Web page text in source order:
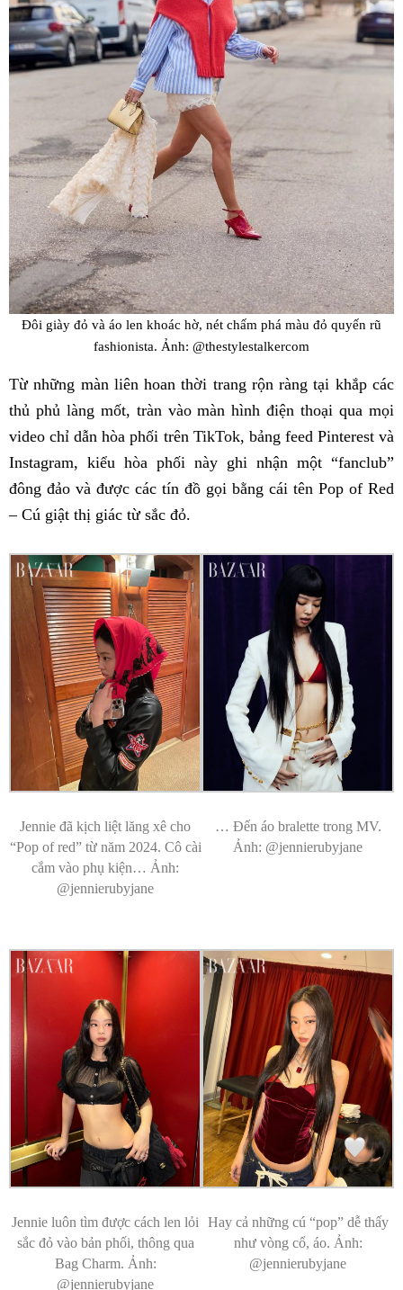
Đôi giày đỏ và áo len khoác hờ, nét chấm phá màu đỏ quyến rũ
fashionista. Ảnh: @thestylestalkercom
Từ những màn liên hoan thời trang rộn ràng tại khắp các
thủ phủ làng mốt, tràn vào màn hình điện thoại qua mọi
video chỉ dẫn hòa phối trên TikTok, bảng feed Pinterest và
Instagram, kiểu hòa phối này ghi nhận một “fanclub”
đông đảo và được các tín đồ gọi bằng cái tên Pop of Red
– Cú giật thị giác từ sắc đỏ.
Jennie đã kịch liệt lăng xê cho
“Pop of red” từ năm 2024. Cô cài
cắm vào phụ kiện… Ảnh:
@jennierubyjane
… Đến áo bralette trong MV.
Ảnh: @jennierubyjane
Jennie luôn tìm được cách len lỏi
sắc đỏ vào bản phối, thông qua
Bag Charm. Ảnh:
@jennierubyjane
Hay cả những cú “pop” dễ thấy
như vòng cổ, áo. Ảnh:
@jennierubyjane